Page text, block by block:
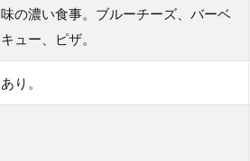
味の濃い食事。ブルーチーズ、バーベ
キュー、ピザ。
あり。